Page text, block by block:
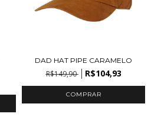
DAD HAT PIPE CARAMELO
R$149,90 R$104,93